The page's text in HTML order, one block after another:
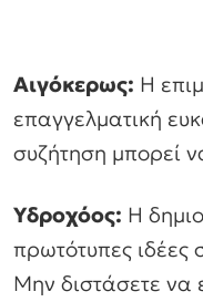
Αιγόκερως: Η
επαγγελματική
συζήτηση μπορεί
Υδροχόος: Η
πρωτότυπες ιδέες
Μην διστάσετε να